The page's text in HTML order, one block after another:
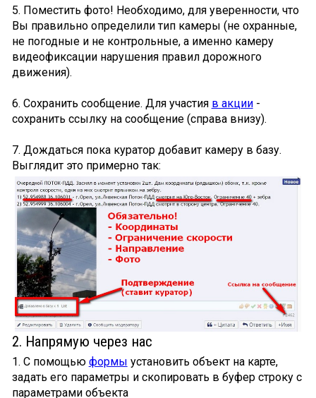
5. Поместить фото! Необходимо, для уверенности, что
Вы правильно определили тип камеры (не охранные,
не погодные и не контрольные, а именно камеру
видеофиксации нарушения правил дорожного
движения).
6. Сохранить сообщение. Для участия в акции-
сохранить ссылку на сообщение (справа внизу).
7. Дождаться пока куратор добавит камеру в базу.
Выглядит это примерно так:
2. Напрямую через нас
1. С помощью формы установить объект на карте,
задать его параметры и скопировать в буфер строку с
параметрами объекта